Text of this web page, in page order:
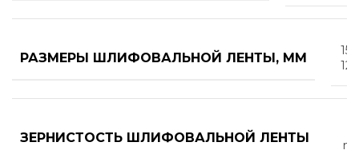
РАЗМЕРЫ ШЛИФОВАЛЬНОЙ ЛЕНТЫ, ММ
ЗЕРНИСТОСТЬ ШЛИФОВАЛЬНОЙ ЛЕНТЫ